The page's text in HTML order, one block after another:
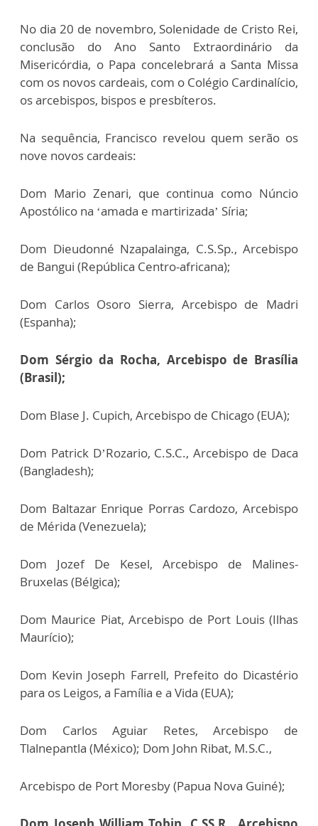
No dia 20 de novembro, Solenidade de Cristo Rei,
conclusão do Ano Santo Extraordinário da
Misericórdia, o Papa concelebrará a Santa Missa
com os novos cardeais, com o Colégio Cardinalício,
os arcebispos, bispos e presbíteros.
Na sequência, Francisco revelou quem serão os
nove novos cardeais:
Dom Mario Zenari, que continua como Núncio
Apostólico na ‘amada e martirizada’ Síria;
Dom Dieudonné Nzapalainga, C.S.Sp., Arcebispo
de Bangui (República Centro-africana);
Dom Carlos Osoro Sierra, Arcebispo de Madri
(Espanha);
Dom Sérgio da Rocha, Arcebispo de Brasília
(Brasil);
Dom Blase J. Cupich, Arcebispo de Chicago (EUA);
Dom Patrick D’Rozario, C.S.C., Arcebispo de Daca
(Bangladesh);
Dom Baltazar Enrique Porras Cardozo, Arcebispo
de Mérida (Venezuela);
Dom Jozef De Kesel, Arcebispo de Malines-
Bruxelas (Bélgica);
Dom Maurice Piat, Arcebispo de Port Louis (Ilhas
Maurício);
Dom Kevin Joseph Farrell, Prefeito do Dicastério
para os Leigos, a Família e a Vida (EUA);
Dom Carlos Aguiar Retes, Arcebispo de
Tlalnepantla (México); Dom John Ribat, M.S.C.,
Arcebispo de Port Moresby (Papua Nova Guiné);